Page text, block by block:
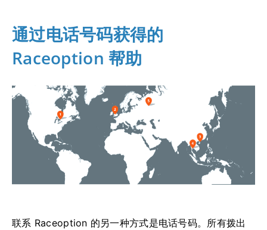
通过电话号码获得的
Raceoption 帮助
联系 Raceoption 的另一种方式是电话号码。 所有拨出